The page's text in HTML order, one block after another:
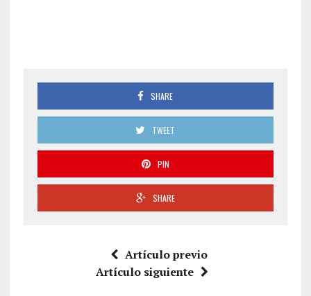
SHARE
TWEET
PIN
SHARE
Artículo previo
Artículo siguiente